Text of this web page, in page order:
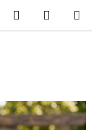
Hledat
KOŠÍK